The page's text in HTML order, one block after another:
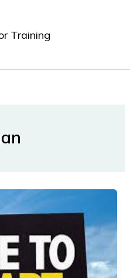
Training